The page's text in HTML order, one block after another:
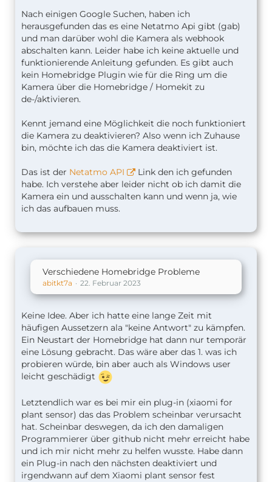
Nach einigen Google Suchen, haben ich
herausgefunden das es eine Netatmo Api gibt (gab)
und man darüber wohl die Kamera als webhook
abschalten kann. Leider habe ich keine aktuelle und
funktionierende Anleitung gefunden. Es gibt auch
kein Homebridge Plugin wie für die Ring um die
Kamera über die Homebridge / Homekit zu
de-/aktivieren.
Kennt jemand eine Möglichkeit die noch funktioniert
die Kamera zu deaktivieren? Also wenn ich Zuhause
bin, möchte ich das die Kamera deaktiviert ist.
Das ist der Netatmo API
Link den ich gefunden
habe. Ich verstehe aber leider nicht ob ich damit die
Kamera ein und ausschalten kann und wenn ja, wie
ich das aufbauen muss.
Verschiedene Homebridge Probleme
abitkt7a 22. Februar 2023
Keine Idee. Aber ich hatte eine lange Zeit mit
häufigen Aussetzern ala "keine Antwort" zu kämpfen.
Ein Neustart der Homebridge hat dann nur temporär
eine Lösung gebracht. Das wäre aber das 1. was ich
probieren würde, bin aber auch als Windows user
leicht geschädigt
Letztendlich war es bei mir ein plug-in (xiaomi for
plant sensor) das das Problem scheinbar verursacht
hat. Scheinbar deswegen, da ich den damaligen
Programmierer über github nicht mehr erreicht habe
und ich mir nicht mehr zu helfen wusste. Habe dann
ein Plug-in nach den nächsten deaktiviert und
irgendwann auf dem Xiaomi plant sensor fest